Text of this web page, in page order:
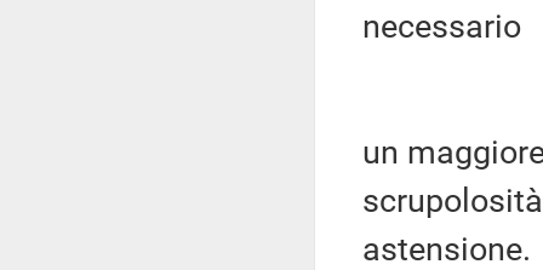
necessario
un
astensione.